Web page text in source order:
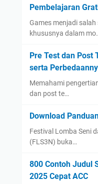
Pembelajaran
Games menjadi
khususnya dalam
Pre Test dan Post
serta
Memahami
dan post te…
Download
Festival Lomba Seni
(FLS3N) buka…
800 Contoh Judul
2025 Cepat ACC